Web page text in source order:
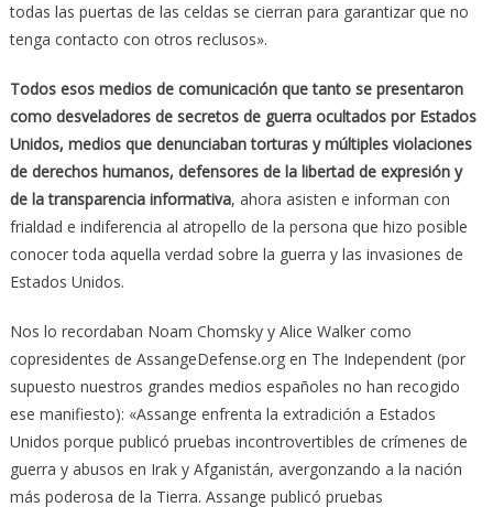
todas las puertas de las celdas se cierran para garantizar que no
tenga contacto con otros reclusos».
Todos esos medios de comunicación que tanto se presentaron
como desveladores de secretos de guerra ocultados por Estados
Unidos, medios que denunciaban torturas y múltiples violaciones
de derechos humanos, defensores de la libertad de expresión y
de la transparencia informativa, ahora asisten e informan con
frialdad e indiferencia al atropello de la persona que hizo posible
conocer toda aquella verdad sobre la guerra y las invasiones de
Estados Unidos.
Nos lo recordaban Noam Chomsky y Alice Walker como
copresidentes de AssangeDefense.org en The Independent (por
supuesto nuestros grandes medios españoles no han recogido
ese manifiesto): «Assange enfrenta la extradición a Estados
Unidos porque publicó pruebas incontrovertibles de crímenes de
guerra y abusos en Irak y Afganistán, avergonzando a la nación
más poderosa de la Tierra. Assange publicó pruebas